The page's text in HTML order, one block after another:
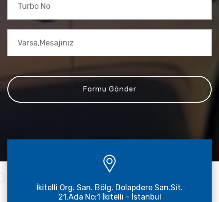
İkitelli Org. San. Bölg. Dolapdere San.Sit.
21.Ada No:1 İkitelli - İstanbul